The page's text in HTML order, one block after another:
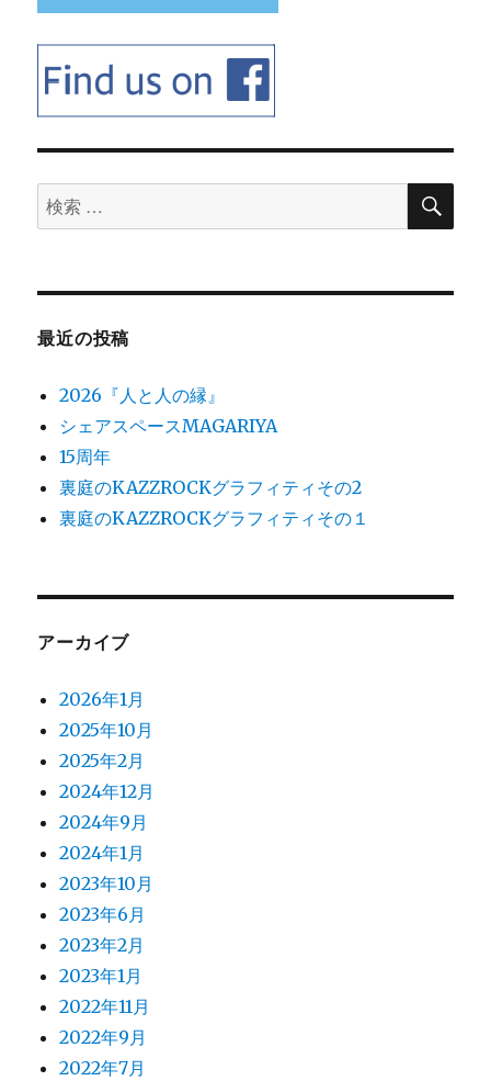
検
索
象:
検
最近の投稿
2026『人と人の縁』
シェアスペースMAGARIYA
15周年
裏庭のKAZZROCKグラフィティその2
裏庭のKAZZROCKグラフィティその１
アーカイブ
2026年1月
2025年10月
2025年2月
2024年12月
2024年9月
2024年1月
2023年10月
2023年6月
2023年2月
2023年1月
2022年11月
2022年9月
2022年7月